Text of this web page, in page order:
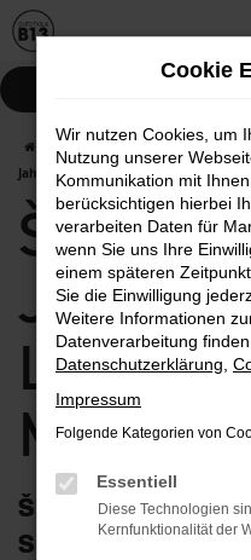
Zum
Jahreswagen mit Lieferservice nach
Škoda
Škoda Kodiaq
Sie Ihre Mobilität in
Cookie
Wir nutzen Cookies, um
Nutzung unserer
Kommunikation mit
berücksichtigen hierbei
verarbeiten Daten für
wenn Sie uns Ihre
einem späteren
Sie die Einwilligung
Weitere Informationen
Datenverarbeitung
Datenschutzerklärung
Impressum
Folgende Kategorien von
Essentiell
Diese Technologien
Kernfunktionalität der